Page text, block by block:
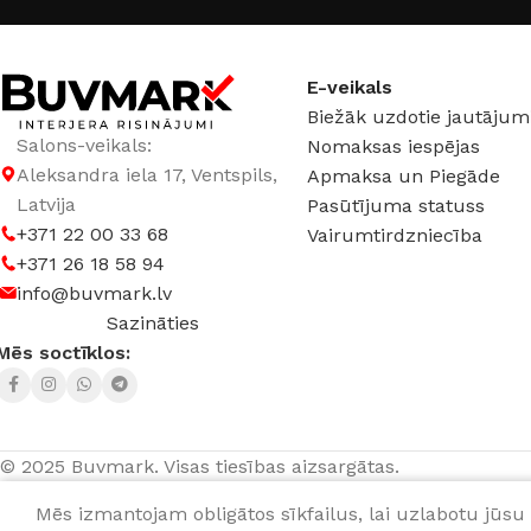
Salons-veikals:
Aleksandra iela 17, Ventspils,
Latvija
+371 22 00 33 68
+371 26 18 58 94
info@buvmark.lv
Sazināties
soctīklos:
E-veikals
Biežāk uzdotie
Nomaksas iespējas
Apmaksa un Piegāde
Pasūtījuma statuss
Vairumtirdzniecība
© 2025 Buvmark. Visas tiesības aizsargātas.
Mēs izmantojam obligātos sīkfailus, lai uzlabotu